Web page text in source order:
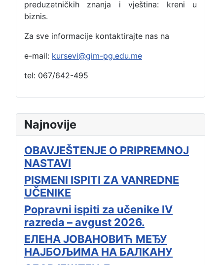
Najnovije
OBAVJEŠTENJE O PRIPREMNOJ
NASTAVI
PISMENI ISPITI ZA VANREDNE
UČENIKE
Popravni ispiti za učenike IV
razreda – avgust 2026.
ЕЛЕНА ЈОВАНОВИЋ МЕЂУ
НАЈБОЉИМА НА БАЛКАНУ
preduzetničkih znanja i vještina: kreni u
biznis.
Za sve informacije kontaktirajte nas na
e-mail: kursevi@gim-pg.edu.me
tel: 067/642-495